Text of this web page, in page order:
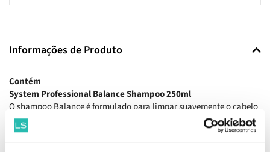
Informações de Produto
Contém
System Professional Balance Shampoo 250ml
O shampoo Balance é formulado para limpar suavemente o cabelo
e acalmar o couro cabeludo sensível. A sua fórmula pH neutro
respeita o equilíbrio natural da pele e é enriquecida com
ingredientes calmantes como a niacinamida e o extrato de